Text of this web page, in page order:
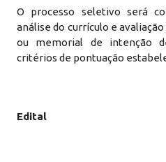
O processo seletivo será
análise do currículo e
ou memorial de intenção
critérios de pontuação
Edital